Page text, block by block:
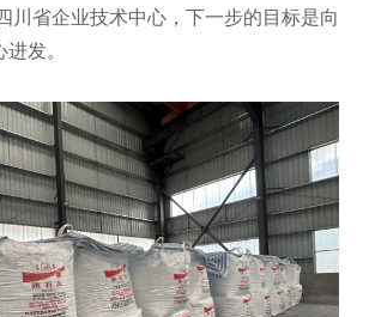
川省企业技术中心，下一步的目标是向
发。